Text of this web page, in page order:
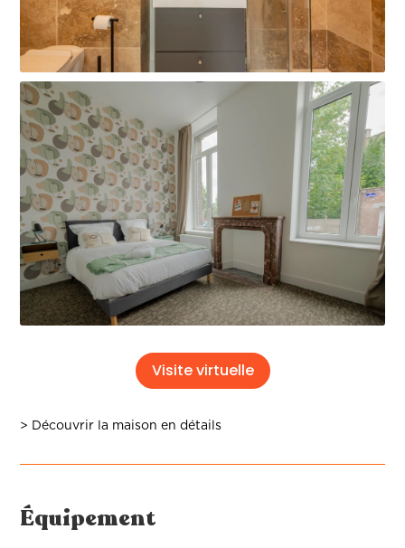
Visite virtuelle
> Découvrir la maison en détails
Équipement